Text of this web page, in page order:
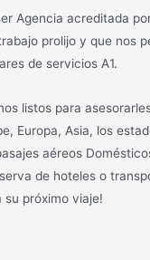
Agencia acreditada
prolijo y que nos
de servicios A1.
listos para
Europa, Asia, los
aéreos
de hoteles o
próximo viaje!